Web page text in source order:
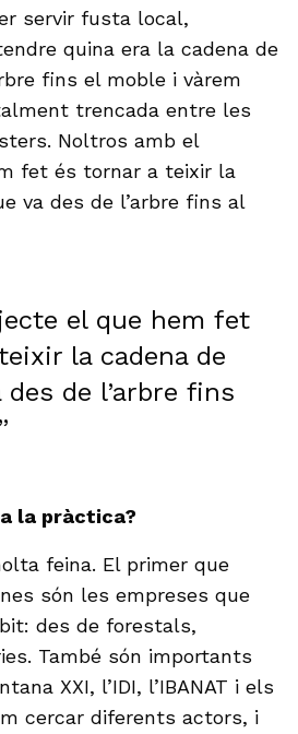
servir fusta local,
quina era la cadena de
fins el moble i vàrem
trencada entre les
Noltros amb el
fet és tornar a teixir la
va des de l’arbre fins al
el que hem fet
la cadena de
des de l’arbre fins
la pràctica?
feina. El primer que
són les empreses que
des de forestals,
També són importants
XXI, l’IDI, l’IBANAT i els
cercar diferents actors, i